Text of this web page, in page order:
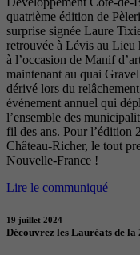
quatrième édition de
surprise signée Laure
retrouvée à Lévis au
à l’occasion de Manif
maintenant au quai
dérivé lors du
événement annuel qui
l’ensemble des
fil des ans. Pour l’édition
Château-Richer, le tout
Nouvelle-France !
Lire le communiqué
19 juillet 2024
Découvrez les Lauréats de la